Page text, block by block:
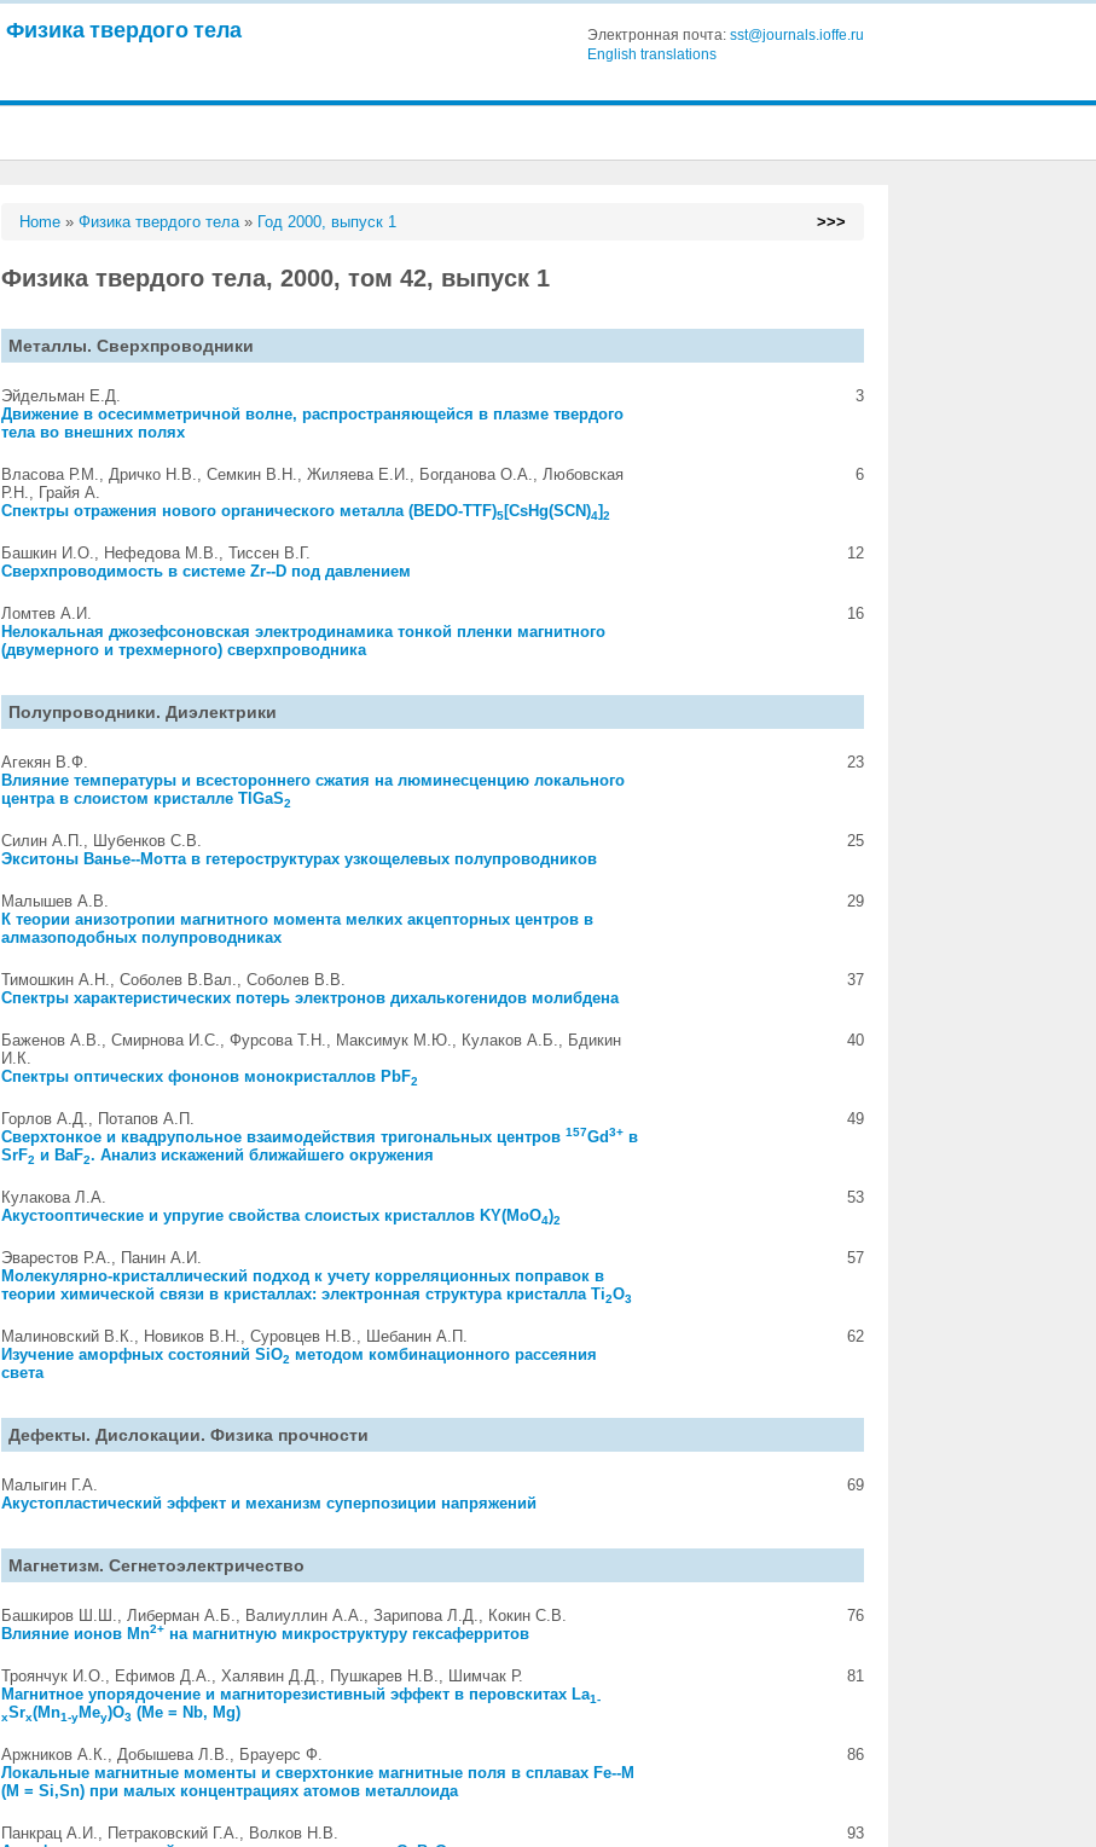
Физика твердого тела Электронная почта: sst@journals.ioffe.ru
English translations
Home »Физика твердого тела» Год 2000, выпуск 1 >>>
Физика твердого тела, 2000, том 42, выпуск 1
Металлы. Сверхпроводники
Эйдельман Е.Д.
Движение в осесимметричной волне, распространяющейся в плазме твердого
тела во внешних полях
3
Власова Р.М., Дричко Н.В., Семкин В.Н., Жиляева Е.И., Богданова О.А., Любовская
Р.Н., Грайя А.
Спектры отражения нового органического металла (BEDO-TTF)5[CsHg(SCN)4]2
6
Башкин И.О., Нефедова М.В., Тиссен В.Г.
Сверхпроводимость в системе Zr--D под давлением
12
Ломтев А.И.
Нелокальная джозефсоновская электродинамика тонкой пленки магнитного
(двумерного и трехмерного) сверхпроводника
16
Полупроводники. Диэлектрики
Агекян В.Ф.
Влияние температуры и всестороннего сжатия на люминесценцию локального
центра в слоистом кристалле TlGaS2
23
Силин А.П., Шубенков С.В.
Экситоны Ванье--Мотта в гетероструктурах узкощелевых полупроводников
25
Малышев А.В.
К теории анизотропии магнитного момента мелких акцепторных центров в
алмазоподобных полупроводниках
29
Тимошкин А.Н., Соболев В.Вал., Соболев В.В.
Спектры характеристических потерь электронов дихалькогенидов молибдена
37
Баженов А.В., Смирнова И.С., Фурсова Т.Н., Максимук М.Ю., Кулаков А.Б., Бдикин
И.К.
Спектры оптических фононов монокристаллов PbF2
40
Горлов А.Д., Потапов А.П.
Сверхтонкое и квадрупольное взаимодействия тригональных центров157Gd3+ в
SrF2 и BaF2. Анализ искажений ближайшего окружения
49
Кулакова Л.А.
Акустооптические и упругие свойства слоистых кристаллов KY(MoO4)2
53
Эварестов Р.А., Панин А.И.
Молекулярно-кристаллический подход к учету корреляционных поправок в
теории химической связи в кристаллах: электронная структура кристалла Ti2O3
57
Малиновский В.К., Новиков В.Н., Суровцев Н.В., Шебанин А.П.
Изучение аморфных состояний SiO2 методом комбинационного рассеяния
света
62
Дефекты. Дислокации. Физика прочности
Малыгин Г.А.
Акустопластический эффект и механизм суперпозиции напряжений
69
Магнетизм. Сегнетоэлектричество
Башкиров Ш.Ш., Либерман А.Б., Валиуллин А.А., Зарипова Л.Д., Кокин С.В.
Влияние ионов Mn2+ на магнитную микроструктуру гексаферритов
76
Троянчук И.О., Ефимов Д.А., Халявин Д.Д., Пушкарев Н.В., Шимчак Р.
Магнитное упорядочение и магниторезистивный эффект в перовскитах La1-
xSrx(Mn1-yMey)O3 (Me = Nb, Mg)
81
Аржников А.К., Добышева Л.В., Брауерс Ф.
Локальные магнитные моменты и сверхтонкие магнитные поля в сплавах Fe--M
(M = Si,Sn) при малых концентрациях атомов металлоида
86
Панкрац А.И., Петраковский Г.А., Волков Н.В.
93